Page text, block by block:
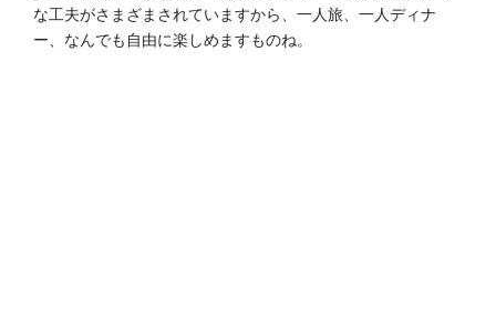
な工夫がさまざまされていますから、一人旅、一人ディナ
ー、なんでも自由に楽しめますものね。